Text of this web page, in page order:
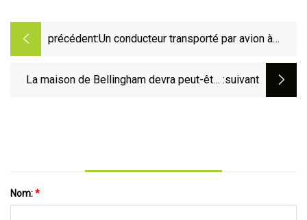
précédent:Un conducteur transporté par avion à
La maison de Bellingham devra peut-être :suivant
Nom:*